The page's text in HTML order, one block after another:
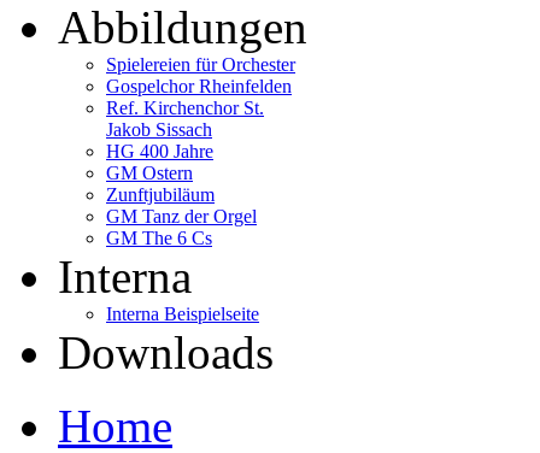
Abbildungen
Spielereien für Orchester
Gospelchor Rheinfelden
Ref. Kirchenchor St.
Jakob Sissach
HG 400 Jahre
GM Ostern
Zunftjubiläum
GM Tanz der Orgel
GM The 6 Cs
Interna
Interna Beispielseite
Downloads
Home